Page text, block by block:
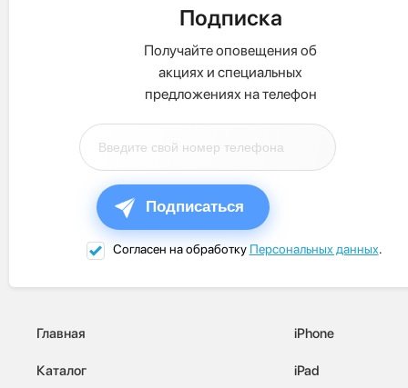
Подписка
Получайте оповещения об
акциях и специальных
предложениях на телефон
Подписаться
Согласен на обработку Персональных данных.
Главная
Каталог
iPhone
iPad